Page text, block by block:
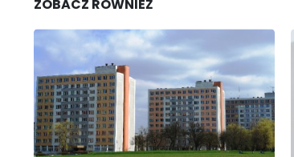
ZOBACZ RÓWNIEŻ